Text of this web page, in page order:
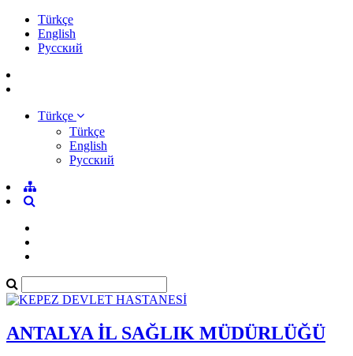
Türkçe
English
Pусский
Türkçe
Türkçe
English
Pусский
ANTALYA İL SAĞLIK MÜDÜRLÜĞÜ